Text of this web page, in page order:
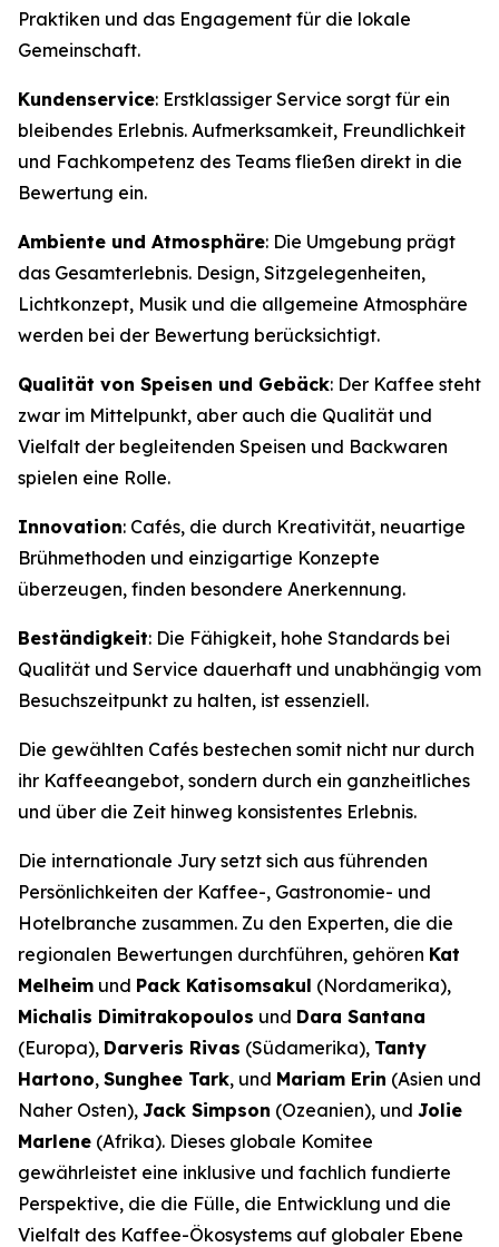
Praktiken und das Engagement für die lokale
Gemeinschaft.
Kundenservice: Erstklassiger Service sorgt für ein
bleibendes Erlebnis. Aufmerksamkeit, Freundlichkeit
und Fachkompetenz des Teams fließen direkt in die
Bewertung ein.
Ambiente und Atmosphäre: Die Umgebung prägt
das Gesamterlebnis. Design, Sitzgelegenheiten,
Lichtkonzept, Musik und die allgemeine Atmosphäre
werden bei der Bewertung berücksichtigt.
Qualität von Speisen und Gebäck: Der Kaffee steht
zwar im Mittelpunkt, aber auch die Qualität und
Vielfalt der begleitenden Speisen und Backwaren
spielen eine Rolle.
Innovation: Cafés, die durch Kreativität, neuartige
Brühmethoden und einzigartige Konzepte
überzeugen, finden besondere Anerkennung.
Beständigkeit: Die Fähigkeit, hohe Standards bei
Qualität und Service dauerhaft und unabhängig vom
Besuchszeitpunkt zu halten, ist essenziell.
Die gewählten Cafés bestechen somit nicht nur durch
ihr Kaffeeangebot, sondern durch ein ganzheitliches
und über die Zeit hinweg konsistentes Erlebnis.
Die internationale Jury setzt sich aus führenden
Persönlichkeiten der Kaffee-, Gastronomie- und
Hotelbranche zusammen. Zu den Experten, die die
regionalen Bewertungen durchführen, gehören Kat
Melheim und Pack Katisomsakul (Nordamerika),
Michalis Dimitrakopoulos und Dara Santana
(Europa), Darveris Rivas (Südamerika), Tanty
Hartono, Sunghee Tark, und Mariam Erin (Asien und
Naher Osten), Jack Simpson (Ozeanien), und Jolie
Marlene (Afrika). Dieses globale Komitee
gewährleistet eine inklusive und fachlich fundierte
Perspektive, die die Fülle, die Entwicklung und die
Vielfalt des Kaffee-Ökosystems auf globaler Ebene